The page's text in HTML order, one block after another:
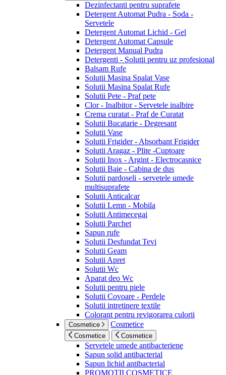
Dezinfectanti pentru suprafete
Detergent Automat Pudra - Soda -
Servetele
Detergent Automat Lichid - Gel
Detergent Automat Capsule
Detergent Manual Pudra
Detergenti - Solutii pentru uz profesional
Balsam Rufe
Solutii Masina Spalat Vase
Solutii Masina Spalat Rufe
Solutii Pete - Praf pete
Clor - Inalbitor - Servetele inalbire
Crema curatat - Praf de Curatat
Solutii Bucatarie - Degresant
Solutii Vase
Solutii Frigider - Absorbant Frigider
Solutii Aragaz - Plite -Cuptoare
Solutii Inox - Argint - Electrocasnice
Solutii Baie - Cabina de dus
Solutii pardoseli - servetele umede
multisuprafete
Solutii Anticalcar
Solutii Lemn - Mobila
Solutii Antimecegai
Solutii Parchet
Sapun rufe
Solutii Desfundat Tevi
Solutii Geam
Solutii Apret
Solutii Wc
Aparat deo Wc
Solutii pentru piele
Solutii Covoare - Perdele
Solutii intretinere textile
Colorant pentru revigorarea culorii
Cosmetice Cosmetice
Cosmetice Cosmetice
Servetele umede antibacteriene
Sapun solid antibacterial
Sapun lichid antibacterial
PROMOTII COSMETICE